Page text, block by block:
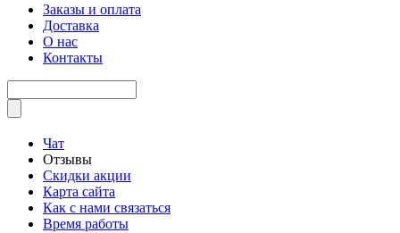
Заказы и оплата
Доставка
О нас
Контакты
Чат
Отзывы
Скидки акции
Карта сайта
Как с нами связаться
Время работы